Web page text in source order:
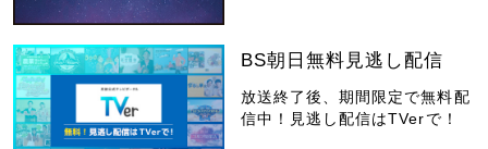
BS朝日無料見逃し配信
放送終了後、期間限定で無料配
信中！見逃し配信はTVerで！